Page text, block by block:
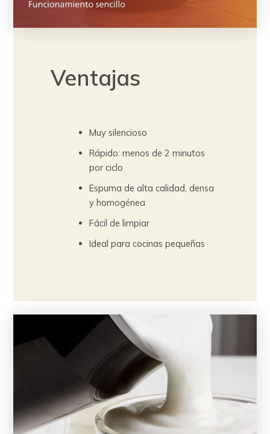
Ventajas
Muy silencioso
Rápido: menos de 2 minutos
por ciclo
Espuma de alta calidad, densa
y homogénea
Fácil de limpiar
Ideal para cocinas pequeñas